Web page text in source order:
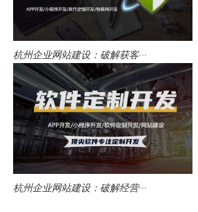
杭州企业网站建设：破解获客···
杭州企业网站建设：破解经营···